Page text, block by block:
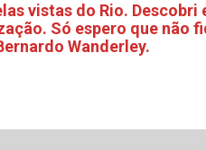
vistas do Rio.
Só espero que não
Wanderley.